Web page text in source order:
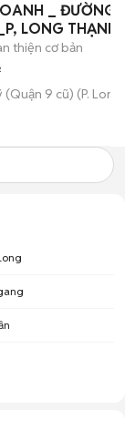
_ ĐƯỜNG
LONG THẠNH
thiện cơ bản
(Quận 9 cũ) (P.